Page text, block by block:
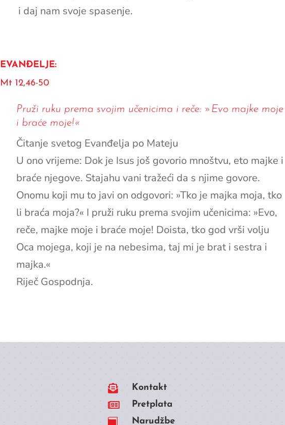
i daj nam svoje spasenje.
EVANĐELJE:
Mt 12,46-50
Pruži ruku prema svojim učenicima i reče: »Evo majke moje
i braće moje!«
Čitanje svetog Evanđelja po Mateju
U ono vrijeme: Dok je Isus još govorio mnoštvu, eto majke i
braće njegove. Stajahu vani tražeći da s njime govore.
Onomu koji mu to javi on odgovori: »Tko je majka moja, tko
li braća moja?« I pruži ruku prema svojim učenicima: »Evo,
reče, majke moje i braće moje! Doista, tko god vrši volju
Oca mojega, koji je na nebesima, taj mi je brat i sestra i
majka.«
Riječ Gospodnja.
 Kontakt
 Pretplata
 Narudžbe